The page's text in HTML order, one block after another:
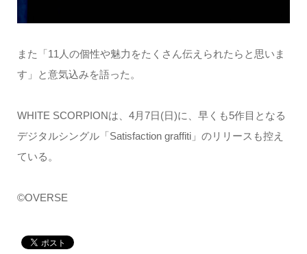
また「11人の個性や魅力をたくさん伝えられたらと思いま
す」と意気込みを語った。
WHITE SCORPIONは、4月7日(日)に、早くも5作目となる
デジタルシングル「Satisfaction graffiti」のリリースも控え
ている。
©OVERSE